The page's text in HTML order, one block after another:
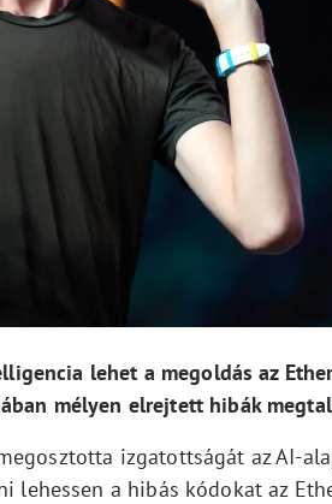
lehet a megoldás az
mélyen elrejtett hibák
izgatottságát az AI-
lehessen a hibás kódokat az